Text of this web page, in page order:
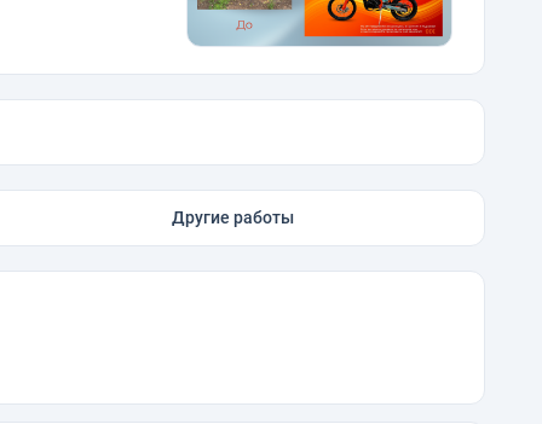
Другие работы